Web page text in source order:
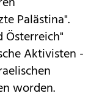
Palästina".
Österreich"
Aktivisten -
worden.